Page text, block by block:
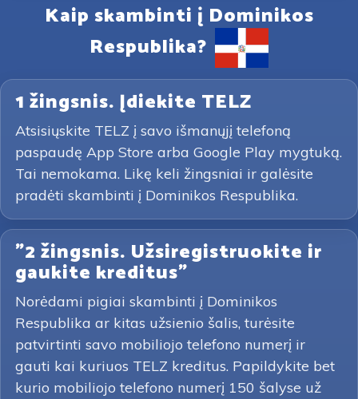
Kaip skambinti į Dominikos
Respublika?
1 žingsnis. Įdiekite TELZ
Atsisiųskite TELZ į savo išmanųjį telefoną
paspaudę App Store arba Google Play mygtuką.
Tai nemokama. Likę keli žingsniai ir galėsite
pradėti skambinti į Dominikos Respublika.
"2 žingsnis. Užsiregistruokite ir
gaukite kreditus"
Norėdami pigiai skambinti į Dominikos
Respublika ar kitas užsienio šalis, turėsite
patvirtinti savo mobiliojo telefono numerį ir
gauti kai kuriuos TELZ kreditus. Papildykite bet
kurio mobiliojo telefono numerį 150 šalyse už